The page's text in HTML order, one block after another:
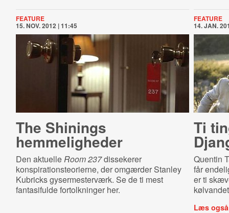
FEATURE
15. NOV. 2012 | 11:45
The Shinings
hemmeligheder
Den aktuelleRoom 237dissekerer
konspirationsteorierne, der omgærder Stanley
Kubricks gysermesterværk. Se de ti mest
fantasifulde fortolkninger her.
FEATURE
14. JAN.
Ti
Quentin
får
er ti
Læs